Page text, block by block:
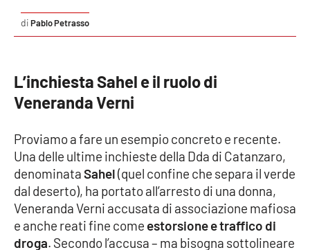
LaC TV
LaC OnAir
EDIZIONI
LOCALI
Catanzaro
Crotone
Vibo Valentia
Pablo Petrasso
L’inchiesta Sahel e il ruolo di
Veneranda Verni
Proviamo a fare un esempio concreto e recente.
Una delle ultime inchieste della Dda di Catanzaro,
denominataSahel(quel confine che separa il verde
dal deserto), ha portato all’arresto di una donna,
Veneranda Verni accusata di associazione mafiosa
e anche reati fine come estorsione e traffico di
droga. Secondo l’accusa – ma bisogna sottolineare